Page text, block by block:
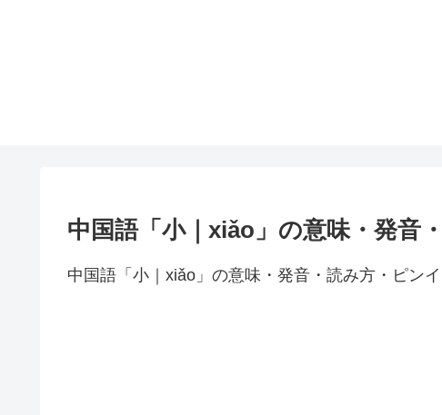
中国語「小｜xiǎo」の意味・発音
中国語「小｜xiǎo」の意味・発音・読み方・ピン